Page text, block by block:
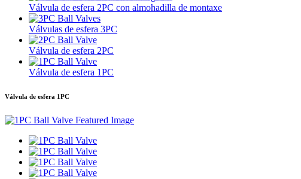
Válvula de esfera 2PC con almohadilla de montaxe
Válvulas de esfera 3PC
Válvula de esfera 2PC
Válvula de esfera 1PC
Válvula de esfera 1PC